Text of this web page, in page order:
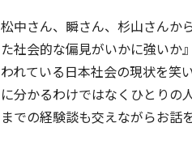
松中さん、瞬さん、杉山さんか
た社会的な偏見がいかに強いか
われている日本社会の現状を笑
に分かるわけではなくひとりの
までの経験談も交えながらお話